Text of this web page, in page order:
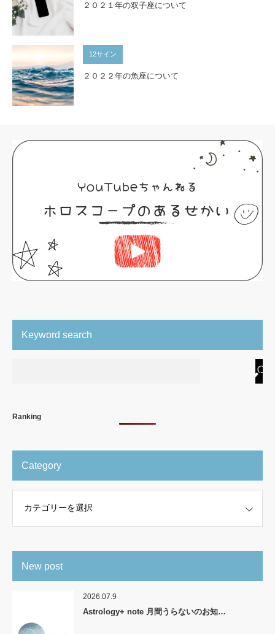
２０２１年の双子座について
12サイン
２０２２年の魚座について
Keyword search
Ranking
Category
New post
2026.07.9
Astrology+ note 月間うらないのお知…